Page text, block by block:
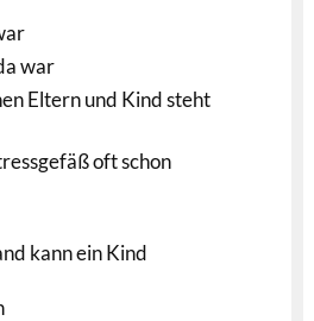
war
Eltern und Kind steht
oft schon
kann ein Kind